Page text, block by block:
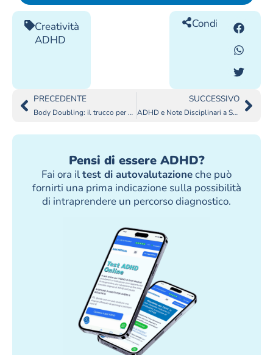
Creatività
ADHD
Condividilo
PRECEDENTE
Body Doubling: il trucco per smettere di procrastinare?
SUCCESSIVO
ADHD e Note Disciplinari a Scuola
Pensi di essere ADHD?
Fai ora iltest di autovalutazioneche può
fornirti una prima indicazione sulla possibilità
di intraprendere un percorso diagnostico.